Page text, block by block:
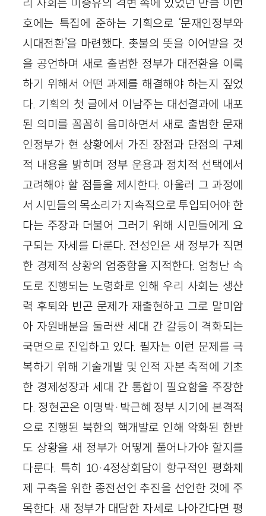
리 사회는 미증유의 격변 속에 있었던 만큼 이번
호에는 특집에 준하는 기획으로 ‘문재인정부와
시대전환’을 마련했다. 촛불의 뜻을 이어받을 것
을 공언하며 새로 출범한 정부가 대전환을 이룩
하기 위해서 어떤 과제를 해결해야 하는지 짚었
다. 기획의 첫 글에서 이남주는 대선결과에 내포
된 의미를 꼼꼼히 음미하면서 새로 출범한 문재
인정부가 현 상황에서 가진 장점과 단점의 구체
적 내용을 밝히며 정부 운용과 정치적 선택에서
고려해야 할 점들을 제시한다. 아울러 그 과정에
서 시민들의 목소리가 지속적으로 투입되어야 한
다는 주장과 더불어 그러기 위해 시민들에게 요
구되는 자세를 다룬다. 전성인은 새 정부가 직면
한 경제적 상황의 엄중함을 지적한다. 엄청난 속
도로 진행되는 노령화로 인해 우리 사회는 생산
력 후퇴와 빈곤 문제가 재출현하고 그로 말미암
아 자원배분을 둘러싼 세대 간 갈등이 격화되는
국면으로 진입하고 있다. 필자는 이런 문제를 극
복하기 위해 기술개발 및 인적 자본 축적에 기초
한 경제성장과 세대 간 통합이 필요함을 주장한
다. 정현곤은 이명박·박근혜 정부 시기에 본격적
으로 진행된 북한의 핵개발로 인해 악화된 한반
도 상황을 새 정부가 어떻게 풀어나가야 할지를
다룬다. 특히 10·4정상회담이 항구적인 평화체
제 구축을 위한 종전선언 추진을 선언한 것에 주
목한다. 새 정부가 대담한 자세로 나아간다면 평